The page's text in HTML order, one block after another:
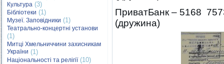
Культура (3)
Бібліотеки (1)
Музеї. Заповідники (1)
Театрально-концертні установи
(1)
Митці Хмельниччини захисникам
України (1)
Національності та релігії(10)
ПриватБанк – 5168
(дружина)